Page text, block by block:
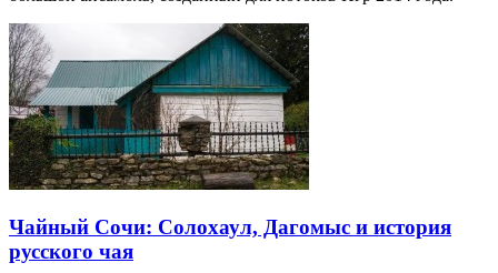
Чайный Сочи: Солохаул, Дагомыс и история
русского чая